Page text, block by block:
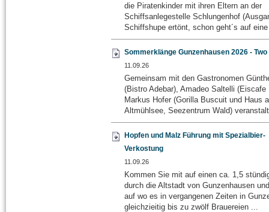
die Piratenkinder mit ihren Eltern an der
Schiffsanlegestelle Schlungenhof
Schiffshupe ertönt, schon geht´s auf
Sommerklänge Gunzenhausen 2026 -
11.09.26
Gemeinsam mit den Gastronomen
(Bistro Adebar), Amadeo Saltelli (Eiscafe
Markus Hofer (Gorilla Buscuit und Haus
Altmühlsee, Seezentrum Wald)
Hopfen und Malz Führung mit Spezialbier-
Verkostung
11.09.26
Kommen Sie mit auf einen ca. 1,5
durch die Altstadt von Gunzenhausen
auf wo es in vergangenen Zeiten in
gleichzieitig bis zu zwölf Brauereien ...